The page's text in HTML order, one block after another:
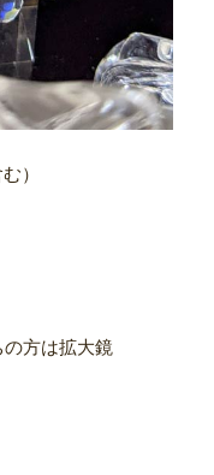
）
方は拡大鏡